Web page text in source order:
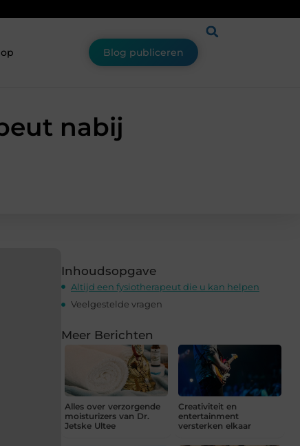
Blog publiceren
nabij
Inhoudsopgave
Altijd een fysiotherapeut die u kan helpen
Veelgestelde vragen
Meer Berichten
Alles over verzorgende
moisturizers van Dr.
Jetske Ultee
Creativiteit en
entertainment
versterken elkaar